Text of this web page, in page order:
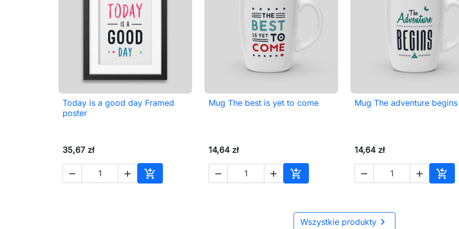
 Szybki podgląd
Today is a good day Framed
poster
35,67 zł
  
Dodaj do koszyka
 Szybki podgląd
Mug The best is yet to come
14,64 zł
  
Dodaj do koszyka
 Szybki podgląd
Mug The adventure begins
14,64 zł
  
Wszystkie produkty